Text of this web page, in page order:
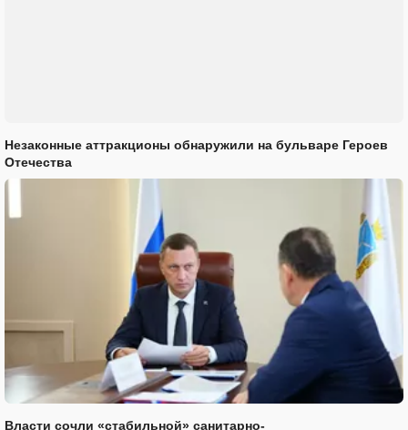
Незаконные аттракционы обнаружили на бульваре Героев
Отечества
Власти сочли «стабильной» санитарно-